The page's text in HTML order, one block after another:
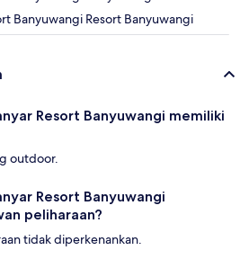
Banyuwangi Resort Banyuwangi
Resort Banyuwangi memiliki
outdoor.
Resort Banyuwangi
peliharaan?
tidak diperkenankan.